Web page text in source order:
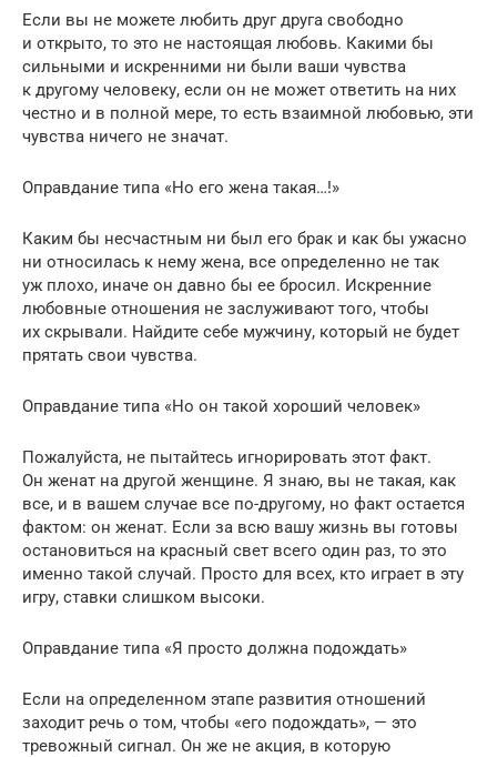
Если вы не можете любить друг друга свободно
и открыто, то это не настоящая любовь. Какими бы
сильными и искренними ни были ваши чувства
к другому человеку, если он не может ответить на них
честно и в полной мере, то есть взаимной любовью, эти
чувства ничего не значат.
Оправдание типа «Но его жена такая…!»
Каким бы несчастным ни был его брак и как бы ужасно
ни относилась к нему жена, все определенно не так
уж плохо, иначе он давно бы ее бросил. Искренние
любовные отношения не заслуживают того, чтобы
их скрывали. Найдите себе мужчину, который не будет
прятать свои чувства.
Оправдание типа «Но он такой хороший человек»
Пожалуйста, не пытайтесь игнорировать этот факт.
Он женат на другой женщине. Я знаю, вы не такая, как
все, и в вашем случае все по-другому, но факт остается
фактом: он женат. Если за всю вашу жизнь вы готовы
остановиться на красный свет всего один раз, то это
именно такой случай. Просто для всех, кто играет в эту
игру, ставки слишком высоки.
Оправдание типа «Я просто должна подождать»
Если на определенном этапе развития отношений
заходит речь о том, чтобы «его подождать», — это
тревожный сигнал. Он же не акция, в которую